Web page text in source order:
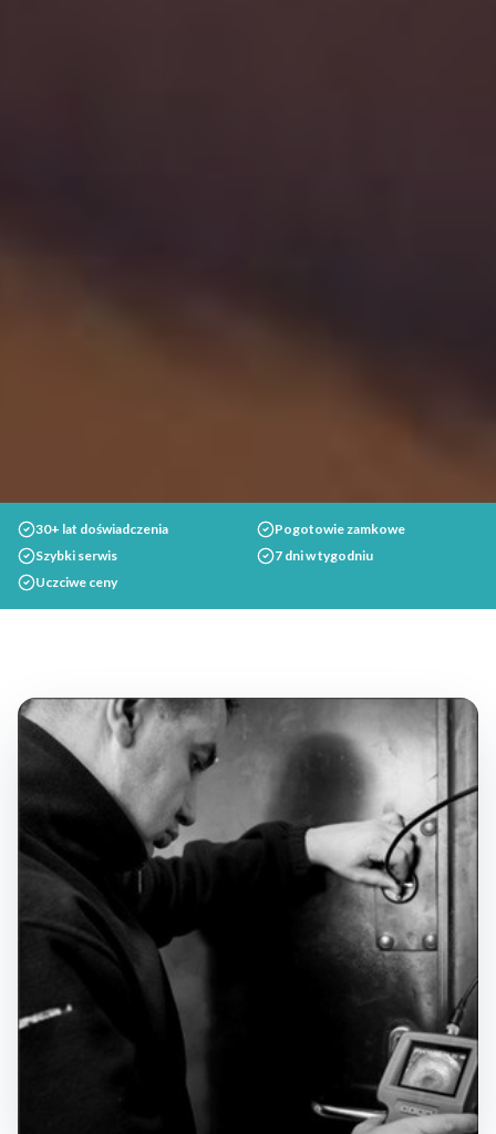
30+ lat doświadczenia
Pogotowie zamkowe
Szybki serwis
7 dni w tygodniu
Uczciwe ceny